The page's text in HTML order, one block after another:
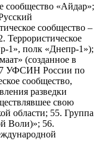
сообщество «Айдар»;
сообщество –
Террористическое
1», полк «Днепр-1»);
(созданное в
УФСИН России по
сообщество,
разведки
свою
области; 55. Группа
Воли)»; 56.